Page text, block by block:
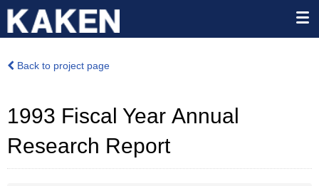
Back to project page
1993 Fiscal Year Annual
Research Report